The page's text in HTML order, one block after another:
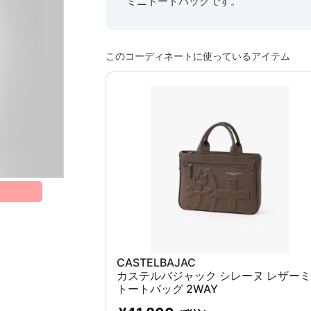
このコーディネートに使っているアイテム
CASTELBAJAC
カステルバジャック シレーヌ レザー
トートバッグ 2WAY